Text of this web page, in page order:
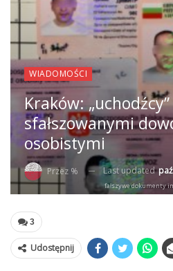
WIADOMOŚCI
Kraków:
sfałszowanymi
osobistymi
Przez % Last updated
fałszywe dokumenty
3
Udostępnij